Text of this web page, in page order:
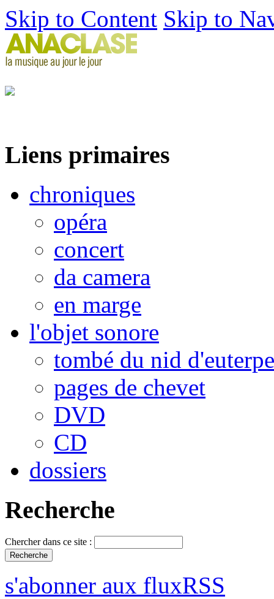
Skip to Content Skip to
Liens primaires
chroniques
opéra
concert
da camera
en marge
l'objet sonore
tombé du nid d'euterpe
pages de chevet
DVD
CD
dossiers
Recherche
Chercher dans ce site :
s'abonner aux fluxRSS